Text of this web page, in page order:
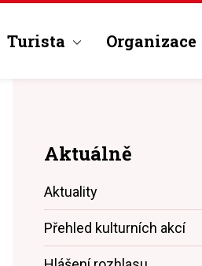
Turista Organizace
Aktuálně
Aktuality
Přehled kulturních akcí